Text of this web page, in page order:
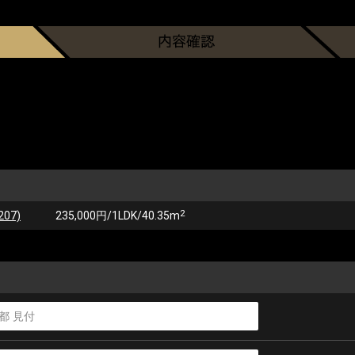
235,000円/1LDK/40.35m2